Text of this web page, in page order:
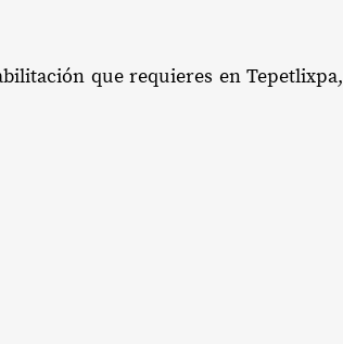
que requieres en Tepetlixpa,